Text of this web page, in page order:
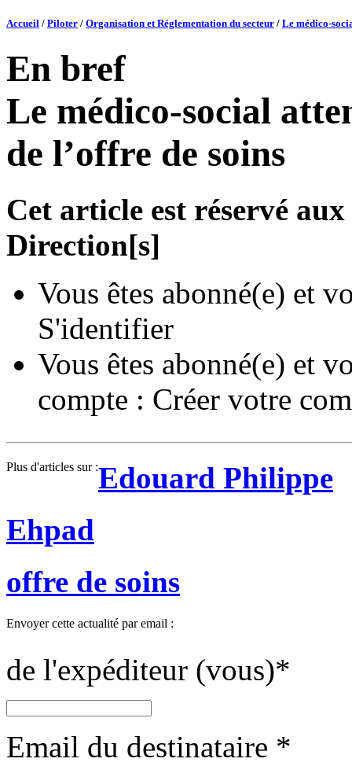
Accueil / Piloter / Organisation et Réglementation du secteur / Le médico-
En bref
Le médico-social
de l’offre de soins
Cet article est réservé
Direction[s]
Vous êtes abonné(e) et
S'identifier
Vous êtes abonné(e) et
compte : Créer votre
Plus d'articles sur :Edouard Philippe
Ehpad
offre de soins
Envoyer cette actualité par email :
de l'expéditeur (vous)*
Email du destinataire *